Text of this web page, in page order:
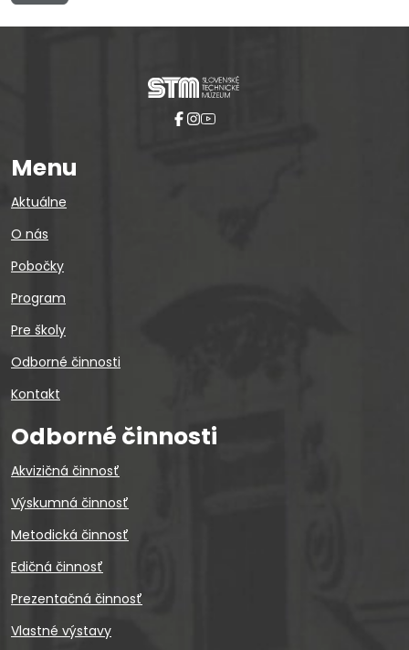
Menu
Aktuálne
O nás
Pobočky
Program
Pre školy
Odborné činnosti
Kontakt
Odborné činnosti
Akvizičná činnosť
Výskumná činnosť
Metodická činnosť
Edičná činnosť
Prezentačná činnosť
Vlastné výstavy